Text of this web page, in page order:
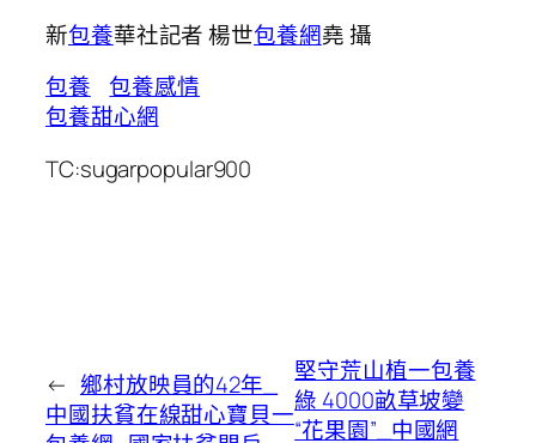
新包養華社記者 楊世包養網堯 攝
包養
包養感情
包養甜心網
TC:sugarpopular900
← 鄉村放映員的42年_
中國扶貧在線甜心寶貝一
堅守荒山植一包養
綠 4000畝草坡變
“花果園”_中國網